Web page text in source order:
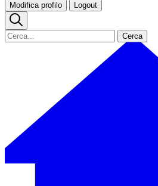
Modifica profilo Logout
Cerca